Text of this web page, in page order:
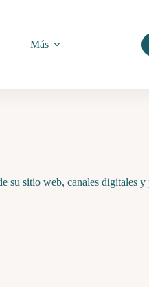
Más
su sitio web, canales digitales y